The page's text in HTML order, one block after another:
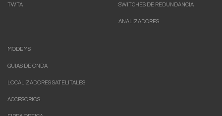
TWTA SWITCHES DE REDUNDANCIA
ANALIZADORES
MODEMS
GUIAS DE ONDA
LOCALIZADORES SATELITALES
ACCESORIOS